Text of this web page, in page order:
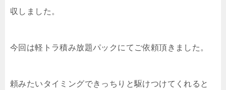
収しました。
今回は軽トラ積み放題パックにてご依頼頂きました。
頼みたいタイミングできっちりと駆けつけてくれると